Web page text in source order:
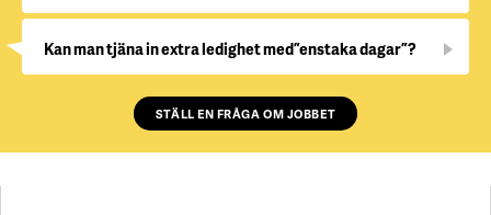
Kan man tjäna in extra ledighet med ”enstaka dagar”?
STÄLL EN FRÅGA OM JOBBET